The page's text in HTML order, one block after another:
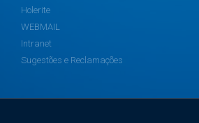
Holerite
WEBMAIL
Intranet
Sugestões e Reclamações